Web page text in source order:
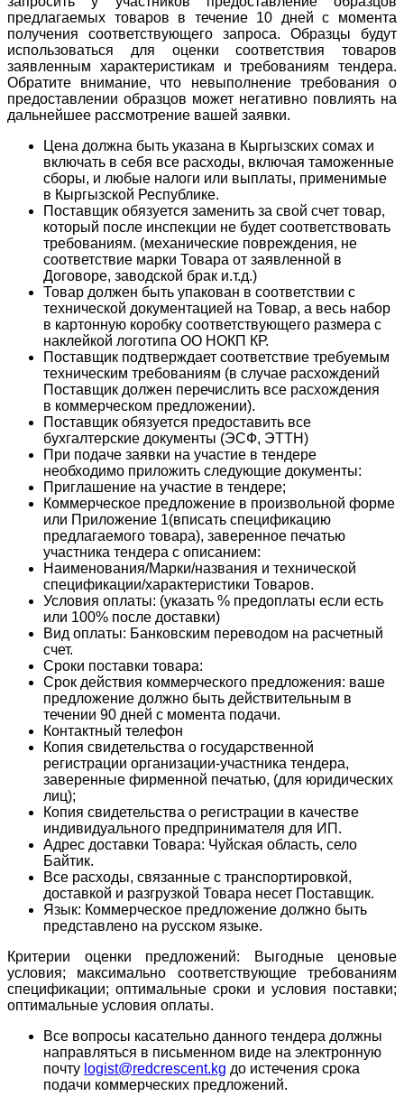
предлагаемых товаров в течение 10 дней с момента
получения соответствующего запроса. Образцы будут
использоваться для оценки соответствия товаров
заявленным характеристикам и требованиям тендера.
Обратите внимание, что невыполнение требования о
предоставлении образцов может негативно повлиять на
дальнейшее рассмотрение вашей заявки.
Цена должна быть указана в Кыргызских сомах и
включать в себя все расходы, включая таможенные
сборы, и любые налоги или выплаты, применимые
в Кыргызской Республике.
Поставщик обязуется заменить за свой счет товар,
который после инспекции не будет соответствовать
требованиям. (механические повреждения, не
соответствие марки Товара от заявленной в
Договоре, заводской брак и.т.д.)
Товар должен быть упакован в соответствии с
технической документацией на Товар, а весь набор
в картонную коробку соответствующего размера с
наклейкой логотипа ОО НОКП КР.
Поставщик подтверждает соответствие требуемым
техническим требованиям (в случае расхождений
Поставщик должен перечислить все расхождения
в коммерческом предложении).
Поставщик обязуется предоставить все
бухгалтерские документы (ЭСФ, ЭТТН)
При подаче заявки на участие в тендере
необходимо приложить следующие документы:
Приглашение на участие в тендере;
Коммерческое предложение в произвольной форме
или Приложение 1(вписать спецификацию
предлагаемого товара), заверенное печатью
участника тендера с описанием:
Наименования/Марки/названия и технической
спецификации/характеристики Товаров.
Условия оплаты: (указать % предоплаты если есть
или 100% после доставки)
Вид оплаты: Банковским переводом на расчетный
счет.
Сроки поставки товара:
Срок действия коммерческого предложения: ваше
предложение должно быть действительным в
течении 90 дней с момента подачи.
Контактный телефон
Копия свидетельства о государственной
регистрации организации-участника тендера,
заверенные фирменной печатью, (для юридических
лиц);
Копия свидетельства о регистрации в качестве
индивидуального предпринимателя для ИП.
Адрес доставки Товара: Чуйская область, село
Байтик.
Все расходы, связанные с транспортировкой,
доставкой и разгрузкой Товара несет Поставщик.
Язык: Коммерческое предложение должно быть
представлено на русском языке.
Критерии оценки предложений: Выгодные ценовые
условия; максимально соответствующие требованиям
спецификации; оптимальные сроки и условия поставки;
оптимальные условия оплаты.
Все вопросы касательно данного тендера должны
направляться в письменном виде на электронную
почту logist@redcrescent.kg до истечения срока
подачи коммерческих предложений.